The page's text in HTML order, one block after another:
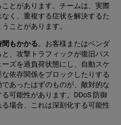
とがあります。チームは、実際
く、重複する症状を解決するた
ことがあります。
もかかる。お客様またはベンダ
、攻撃トラフィックが復旧パス
ズを過負荷状態にし、自動スケ
依存関係をブロックしたりする
あったはずのものが、敵対的な
可能性があります。DDoS 防御
場合、これは深刻化する可能性